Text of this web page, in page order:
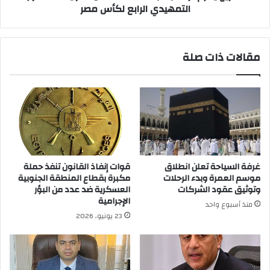
التمهيدي
لكأس
التمهيدي الرابع لكأس مصر
مقالات ذات صلة
غرفة السياحة تعلن انطلاق
موسم العمرة وبدء الرحلات
وتوثيق عقود الشركات
منذ أسبوع واحد
قوات إنفاذ القانون تنفذ حملة
مكبرة بقطاع المنطقة الجنوبية
العسكرية ضد عدد من البؤر
الإجرامية
23 يونيو، 2026